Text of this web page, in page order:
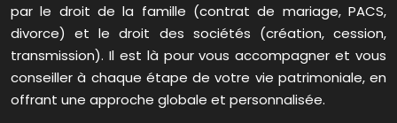
par le droit de la famille (contrat de mariage, PACS,
divorce) et le droit des sociétés (création, cession,
transmission). Il est là pour vous accompagner et vous
conseiller à chaque étape de votre vie patrimoniale, en
offrant une approche globale et personnalisée.